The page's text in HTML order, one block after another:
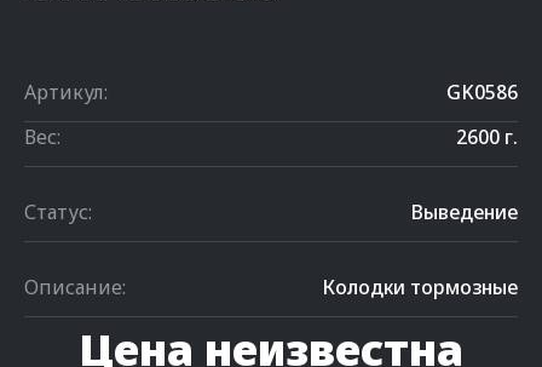
Артикул:
GK0586
Вес:
2600 г.
Статус: Выведение
Описание: Колодки тормозные
Цена неизвестна